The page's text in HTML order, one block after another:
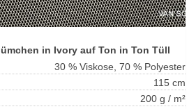
in Ivory auf Ton in Ton Tüll
30 % Viskose, 70 % Polyester
115 cm
200 g / m²